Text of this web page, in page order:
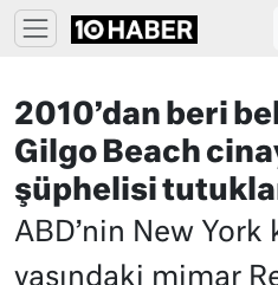
2010’dan beri
Gilgo Beach
şüphelisi
ABD’nin New
yaşındaki mimar